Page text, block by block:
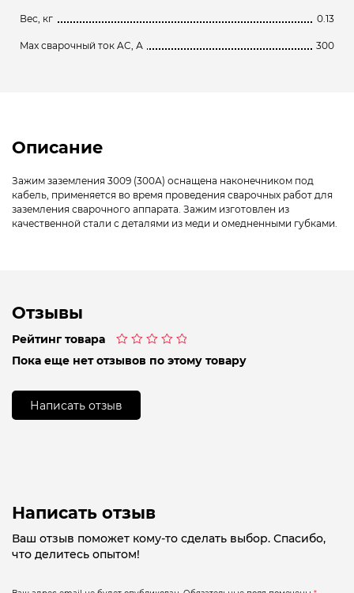
Вес, кг 0.13
Max сварочный ток AC, А 300
Описание
Зажим заземления 3009 (300А) оснащена наконечником под
кабель, применяется во время проведения сварочных работ для
заземления сварочного аппарата. Зажим изготовлен из
качественной стали с деталями из меди и омедненными губками.
Отзывы
Рейтинг товара
0
Пока еще нет отзывов по этому товару
Написать отзыв
Написать отзыв
Ваш отзыв поможет кому-то сделать выбор. Спасибо,
что делитесь опытом!